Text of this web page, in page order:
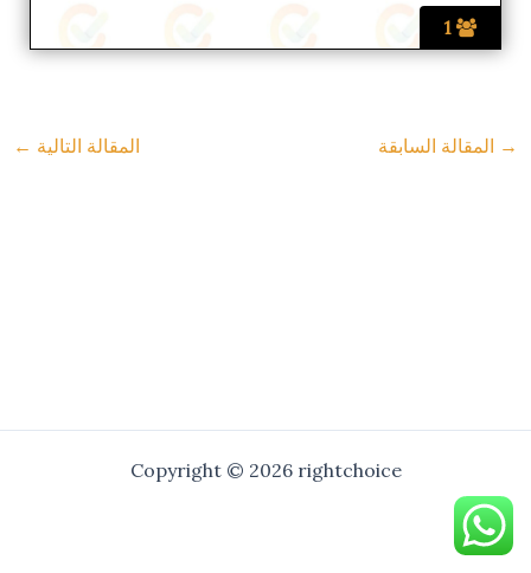
1
→ المقالة السابقة المقالة التالية ←
Copyright © 2026 rightchoice